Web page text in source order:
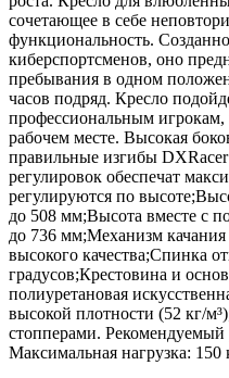
сочетающее в себе
функциональность.
киберспортсменов, оно
пребывания в одном
часов подряд. Кресло
профессиональным
рабочем месте. Высокая
правильные изгибы
регулировок обеспечат
регулируются по
до 508 мм;Высота вместе с
до 736 мм;Механизм
высокого качества;Спинка
градусов;Крестовина и
полиуретановая
высокой плотности (52 кг/
стопперами. Рекомендуемый
Максимальная нагрузка: 150